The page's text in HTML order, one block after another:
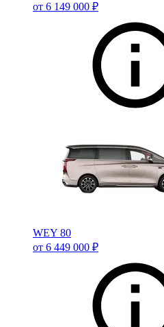
от 6 149 000 ₽
WEY 80
от 6 449 000 ₽